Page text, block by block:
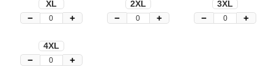
XL
− +
2XL
− +
3XL
− +
4XL
− +